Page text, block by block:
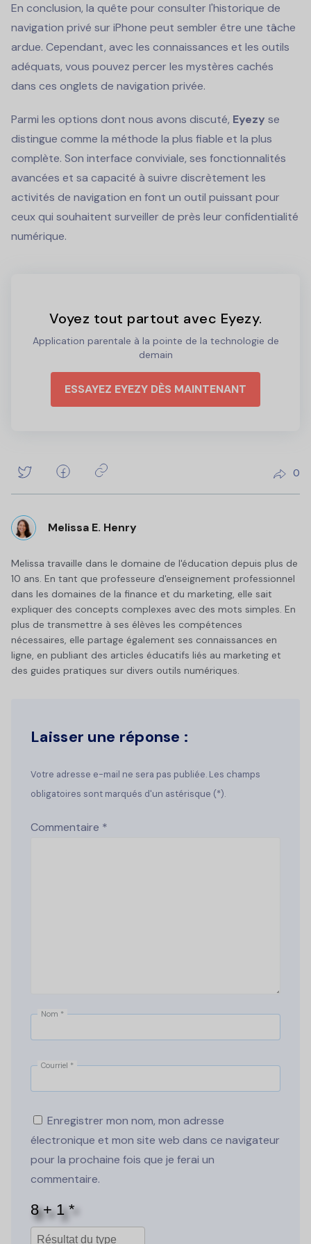
En conclusion, la quête pour consulter l'historique de
navigation privé sur iPhone peut sembler être une tâche
ardue. Cependant, avec les connaissances et les outils
adéquats, vous pouvez percer les mystères cachés
dans ces onglets de navigation privée.
Parmi les options dont nous avons discuté, Eyezy se
distingue comme la méthode la plus fiable et la plus
complète. Son interface conviviale, ses fonctionnalités
avancées et sa capacité à suivre discrètement les
activités de navigation en font un outil puissant pour
ceux qui souhaitent surveiller de près leur confidentialité
numérique.
Voyez tout partout avec Eyezy.
Application parentale à la pointe de la technologie de
demain
ESSAYEZ EYEZY DÈS MAINTENANT
0
Melissa E. Henry
Melissa travaille dans le domaine de l'éducation depuis plus de
10 ans. En tant que professeure d'enseignement professionnel
dans les domaines de la finance et du marketing, elle sait
expliquer des concepts complexes avec des mots simples. En
plus de transmettre à ses élèves les compétences
nécessaires, elle partage également ses connaissances en
ligne, en publiant des articles éducatifs liés au marketing et
des guides pratiques sur divers outils numériques.
Laisser une réponse :
Votre adresse e-mail ne sera pas publiée. Les champs
obligatoires sont marqués d'un astérisque (*).
Commentaire *
Nom *
Courriel *
Enregistrer mon nom, mon adresse
électronique et mon site web dans ce navigateur
pour la prochaine fois que je ferai un
commentaire.